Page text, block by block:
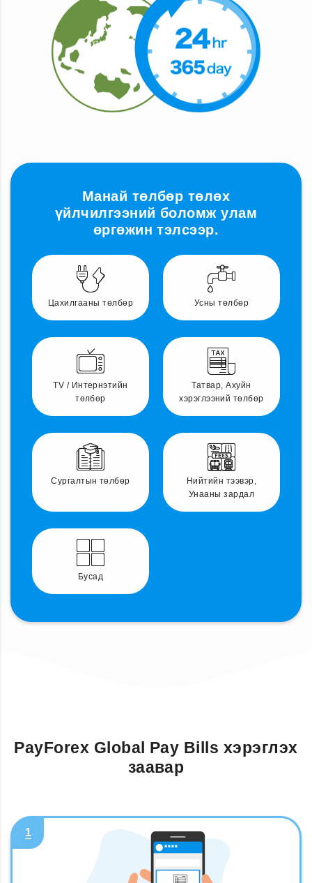
Манай төлбөр төлөх
үйлчилгээний боломж улам
өргөжин тэлсээр.
Цахилгааны төлбөр Усны төлбөр
TV / Интернэтийн
төлбөр
Татвар, Ахуйн
хэрэглээний төлбөр
Сургалтын төлбөр
Нийтийн тээвэр,
Унааны зардал
Бусад
PayForex Global Pay Bills хэрэглэх
заавар
1